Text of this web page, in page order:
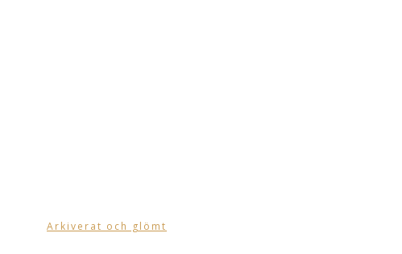
Arkiverat och glömt